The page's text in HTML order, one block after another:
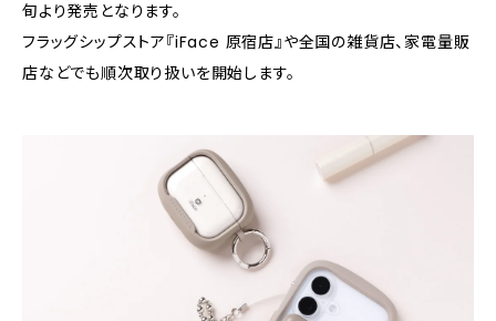
旬より発売となります。
フラッグシップストア『iFace 原宿店』や全国の雑貨店、家電量販
店などでも順次取り扱いを開始します。